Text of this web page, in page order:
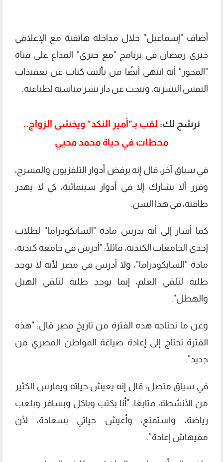
أضاف "إسماعيل" خلال مداخلة هاتفية مع الإعلامي
خيري رمضان في برنامج "مع خيري" المذاع على قناة
"المحور" أنه انتهى أيضًا من تأليف كتاب عن تعقيدات
النفس البشرية، ويبحث عن دار نشر مناسبة لطباعته.
نرشح لك: لقب بـ"أمير النكد" ويخشى الزواج..
محطات في حياة محمد محيي
في سياق آخر، قال إنه يرفض أدوار التلفزيون والمسرح،
وقرر ألا يشارك إلا في أدوار سينمائية، كي لا يهدر
طاقته، في هذا السن.
كما أشار إلى أنه يدرس مادة "السايكودراما" لطلاب
إحدى الجامعات الكندية، قائلًا: "أدرس في جامعة كندية،
مادة "السايكودراما"، ولا أدرس في مصر لأنه لا يوجد
طلبة لتلقي العلم، إنما يوجد طلبة لتلقي الهبل
والهطل".
وعن ما تحتاجه هذه الفترة من تاريخ مصر قال: "هذه
الفترة تحتاج إلى إعادة صياغة المواطن المصري من
جديد".
في سياق متصل، قال إنه يعيش حياته ويمارس الكثير
من الأنشطة، متابعًا: "أنا بكتب وباكل وبسافر وبلعب
رياضة، واستمتع، وأعيش حياتي بسعادة، لأن
مفيهاش إعادة".